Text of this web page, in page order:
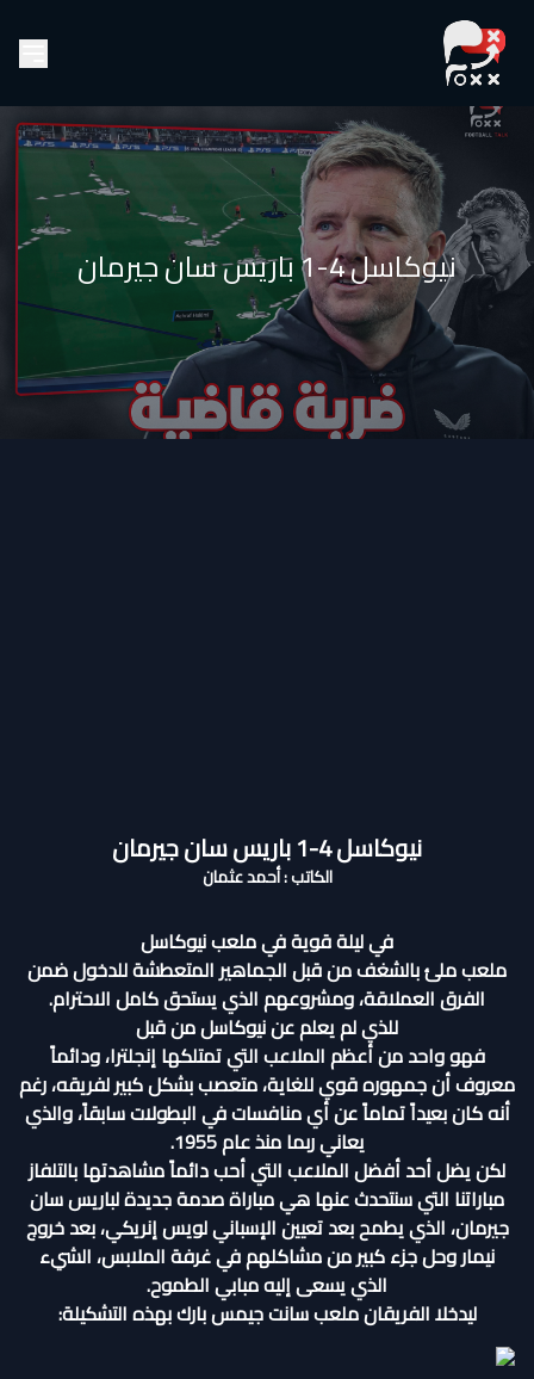
نيوكاسل 4-1 باريس سان جيرمان
نيوكاسل 4-1 باريس سان جيرمان
الكاتب : أحمد عثمان
في ليلة قوية في ملعب نيوكاسل
ملعب ملئ بالشغف من قبل الجماهير المتعطشة للدخول ضمن
الفرق العملاقة، ومشروعهم الذي يستحق كامل الاحترام.
للذي لم يعلم عن نيوكاسل من قبل
فهو واحد من أعظم الملاعب التي تمتلكها إنجلترا، ودائماً
معروف أن جمهوره قوي للغاية، متعصب بشكل كبير لفريقه، رغم
أنه كان بعيداً تماماً عن أي منافسات في البطولات سابقاً، والذي
يعاني ربما منذ عام 1955.
لكن يضل أحد أفضل الملاعب التي أحب دائماً مشاهدتها بالتلفاز
مباراتنا التي سنتحدث عنها هي مباراة صدمة جديدة لباريس سان
جيرمان، الذي يطمح بعد تعيين الإسباني لويس إنريكي، بعد خروج
نيمار وحل جزء كبير من مشاكلهم في غرفة الملابس، الشيء
الذي يسعى إليه مبابي الطموح.
ليدخلا الفريقان ملعب سانت جيمس بارك بهذه التشكيلة: